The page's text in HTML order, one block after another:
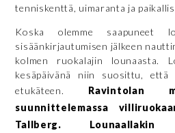
tenniskenttä, uimaranta ja
Koska olemme saapuneet
sisäänkirjautumisen jälkeen
kolmen ruokalajin lounaasta.
kesäpäivänä niin suosittu, että
etukäteen. Ravintolan
suunnittelemassa
Tallberg.